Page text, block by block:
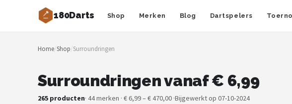
180Darts Shop Merken Blog Dartspelers
Zoeken
NAVIGATIE
Merken
Home/Shop/Surroundringen
Surroundringen vanaf € 6,99
265 producten· 44 merken · € 6,99 – € 470,00 ·Bijgewerkt op 07-10-2024